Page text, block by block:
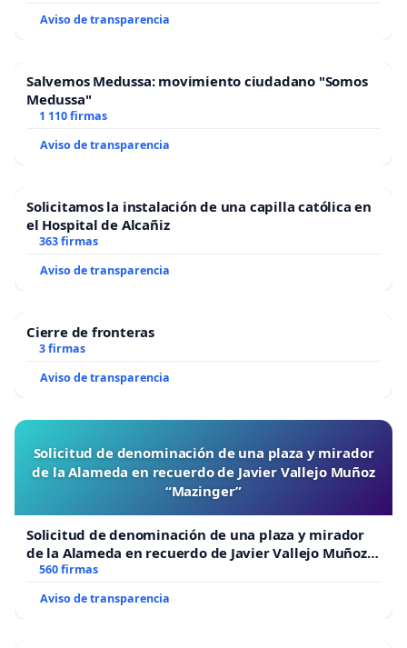
Aviso de transparencia
Salvemos Medussa: movimiento ciudadano "Somos
Medussa"
1 110 firmas
Aviso de transparencia
Solicitamos la instalación de una capilla católica en
el Hospital de Alcañiz
363 firmas
Aviso de transparencia
Cierre de fronteras
3 firmas
Aviso de transparencia
Solicitud de denominación de una plaza y mirador
de la Alameda en recuerdo de Javier Vallejo Muñoz
“Mazinger”
Solicitud de denominación de una plaza y mirador
de la Alameda en recuerdo de Javier Vallejo Muñoz
“Mazinger”
560 firmas
Aviso de transparencia